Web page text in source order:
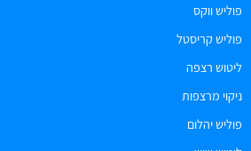
פוליש ווקס
פוליש קריסטל
ליטוש רצפה
ניקוי מרצפות
פוליש יהלום